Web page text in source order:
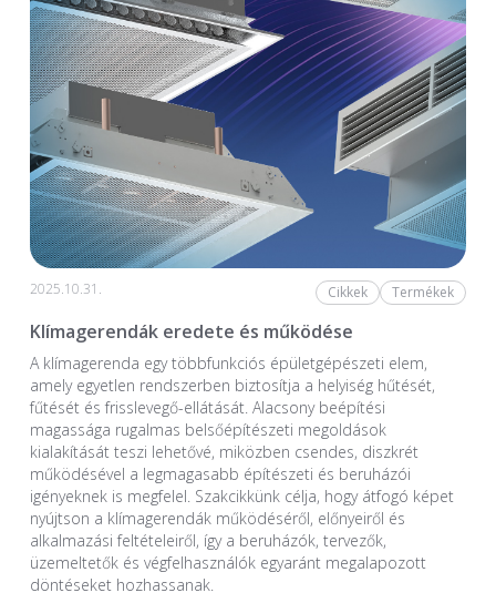
2025.10.31. Cikkek Termékek
Klímagerendák eredete és működése
A klímagerenda egy többfunkciós épületgépészeti elem,
amely egyetlen rendszerben biztosítja a helyiség hűtését,
fűtését és frisslevegő-ellátását. Alacsony beépítési
magassága rugalmas belsőépítészeti megoldások
kialakítását teszi lehetővé, miközben csendes, diszkrét
működésével a legmagasabb építészeti és beruházói
igényeknek is megfelel. Szakcikkünk célja, hogy átfogó képet
nyújtson a klímagerendák működéséről, előnyeiről és
alkalmazási feltételeiről, így a beruházók, tervezők,
üzemeltetők és végfelhasználók egyaránt megalapozott
döntéseket hozhassanak.